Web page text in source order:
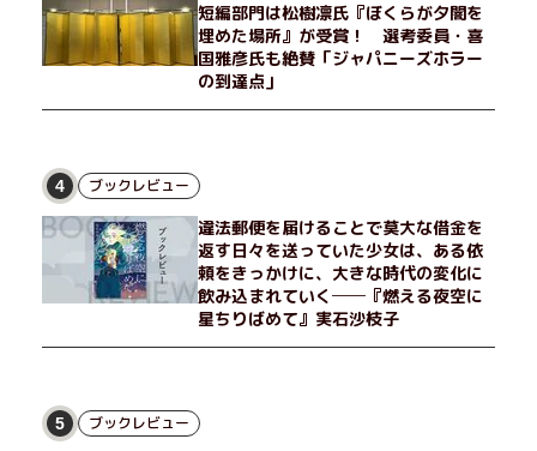
短編部門は松樹凛氏『ぼくらが夕闇を
埋めた場所』が受賞！ 選考委員・喜
国雅彦氏も絶賛「ジャパニーズホラー
の到達点」
4 ブックレビュー
違法郵便を届けることで莫大な借金を
返す日々を送っていた少女は、ある依
頼をきっかけに、大きな時代の変化に
飲み込まれていく──『燃える夜空に
星ちりばめて』実石沙枝子
5 ブックレビュー